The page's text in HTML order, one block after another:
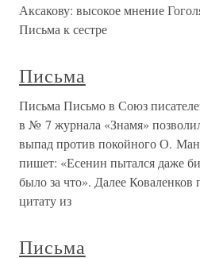
Аксакову: высокое мнение
Письма к сестре
Письма
Письма Письмо в Союз
в № 7 журнала «Знамя»
выпад против покойного О.
пишет: «Есенин пытался даже
было за что». Далее
цитату из
Письма